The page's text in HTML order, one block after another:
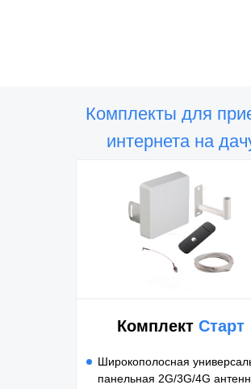
Широкополосная
панельная 2G/3G/4G
Комплекты для
интернета на
Комплект Старт